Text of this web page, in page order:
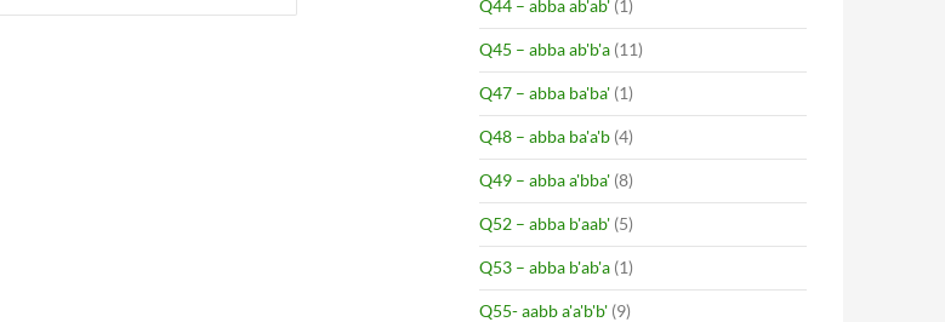
Q44 – abba ab'ab' (1)
Q45 – abba ab'b'a (11)
Q47 – abba ba'ba' (1)
Q48 – abba ba'a'b (4)
Q49 – abba a'bba' (8)
Q52 – abba b'aab' (5)
Q53 – abba b'ab'a (1)
Q55- aabb a'a'b'b' (9)